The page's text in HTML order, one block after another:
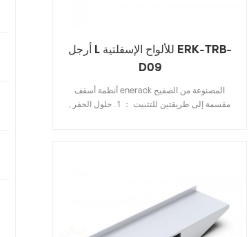
أرجل L للألواح الإسفلتية ERK-TRB-
D09
أنظمة أسقف enerack المصنوعة من الصفيح
مقسمة إلى طريقتين للتثبيت ： 1 . حلول الحفر ,
كبيرة ومتنوعة من أقواس السقف المصنوعة من
الصفيح توفر للعملاء خيارات . حسب الطلب مسموح
به وفقًا لاحتياجات العملاء لتلبية متطلبات التثبيت